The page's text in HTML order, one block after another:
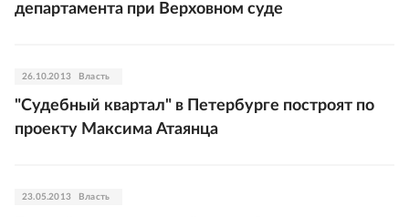
департамента при Верховном суде
26.10.2013 Власть
"Судебный квартал" в Петербурге построят по
проекту Максима Атаянца
23.05.2013 Власть